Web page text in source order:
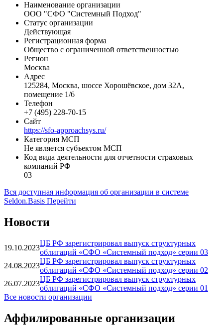
Наименование организации
ООО "СФО "Системный Подход"
Статус организации
Действующая
Регистрационная форма
Общество с ограниченной ответственностью
Регион
Москва
Адрес
125284, Москва, шоссе Хорошёвское, дом 32А,
помещение 1/6
Телефон
+7 (495) 228-70-15
Сайт
https://sfo-approachsys.ru/
Категория МСП
Не является субъектом МСП
Код вида деятельности для отчетности страховых
компаний РФ
03
Вся доступная информация об организации в системе
Seldon.Basis Перейти
Новости
19.10.2023
ЦБ РФ зарегистрировал выпуск структурных
облигаций «СФО «Системный подход» серии 03
24.08.2023
ЦБ РФ зарегистрировал выпуск структурных
облигаций «СФО «Системный подход» серии 02
26.07.2023
ЦБ РФ зарегистрировал выпуск структурных
облигаций «СФО «Системный подход» серии 01
Все новости организации
Аффилированные организации